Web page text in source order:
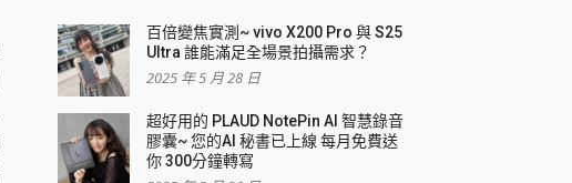
百倍變焦實測~ vivo X200 Pro 與 S25
Ultra 誰能滿足全場景拍攝需求？
2025 年 5 月 28 日
超好用的 PLAUD NotePin AI 智慧錄音
膠囊~ 您的AI 秘書已上線 每月免費送
你 300分鐘轉寫